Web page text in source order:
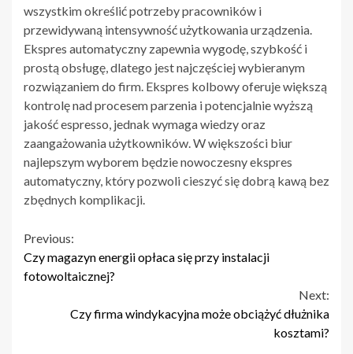
wszystkim określić potrzeby pracowników i
przewidywaną intensywność użytkowania urządzenia.
Ekspres automatyczny zapewnia wygodę, szybkość i
prostą obsługę, dlatego jest najczęściej wybieranym
rozwiązaniem do firm. Ekspres kolbowy oferuje większą
kontrolę nad procesem parzenia i potencjalnie wyższą
jakość espresso, jednak wymaga wiedzy oraz
zaangażowania użytkowników. W większości biur
najlepszym wyborem będzie nowoczesny ekspres
automatyczny, który pozwoli cieszyć się dobrą kawą bez
zbędnych komplikacji.
Continue
Reading
Previous:
Czy magazyn energii opłaca się przy instalacji
fotowoltaicznej?
Next:
Czy firma windykacyjna może obciążyć dłużnika
kosztami?